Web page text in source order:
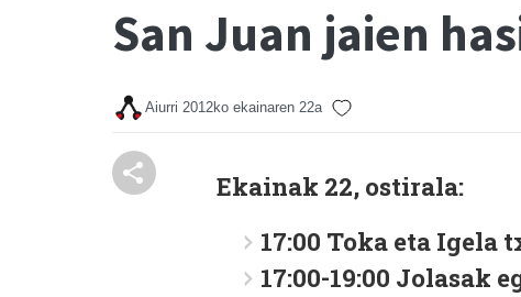
San Juan jaien
Aiurri 2012ko ekainaren 22a
Ekainak 22, ostirala:
17:00 Toka eta Igela
17:00-19:00 Jolasak